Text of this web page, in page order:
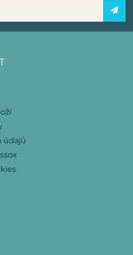
údajů